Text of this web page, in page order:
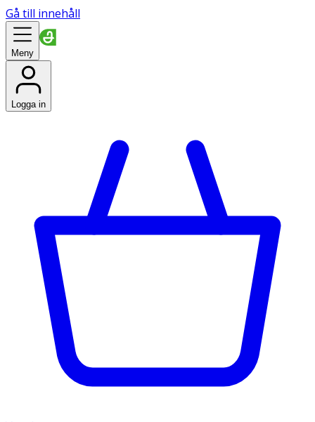
Gå till innehåll
Meny
Logga in